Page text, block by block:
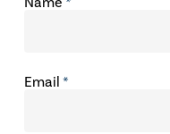
Email *